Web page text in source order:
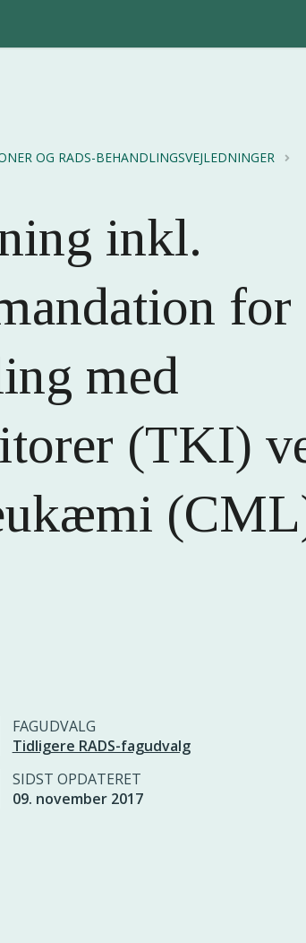
OG RADS-BEHANDLINGSVEJLEDNINGER
inkl.
for
med
(TKI)
FAGUDVALG
Tidligere RADS-fagudvalg
SIDST OPDATERET
09. november 2017